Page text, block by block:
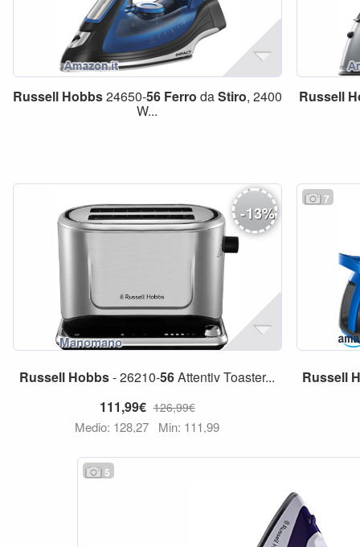
Russell Hobbs24650-56 Ferro daStiro, 2400
W...
Russell
-13%
Russell Hobbs- 26210-56Attentiv Toaster...
111,99€ 126,99€
Medio: 128,27 Min: 111,99
7
Russell
5